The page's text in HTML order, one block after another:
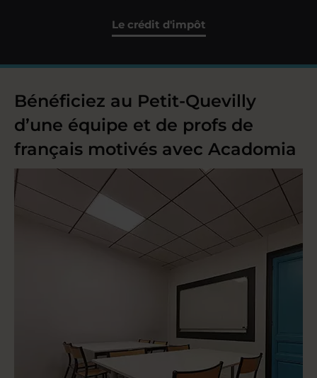
Le crédit d'impôt
Bénéficiez au Petit-Quevilly
d’une équipe et de profs de
français motivés avec Acadomia